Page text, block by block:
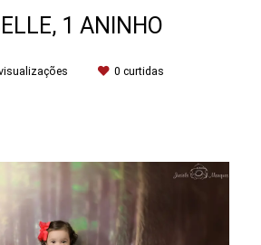
1 ANINHO
0 curtidas